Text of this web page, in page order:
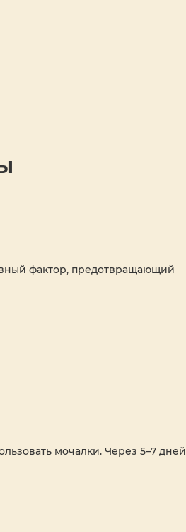
фактор, предотвращающий
мочалки. Через 5–7 дней